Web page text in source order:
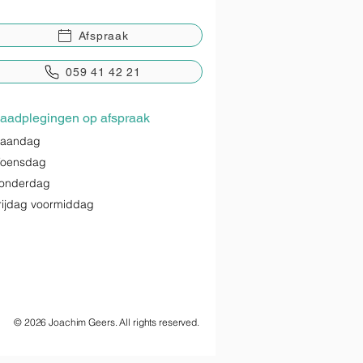
Afspraak
059 41 42 21
op afspraak
voormiddag
© 2026 Joachim Geers. All rights reserved.